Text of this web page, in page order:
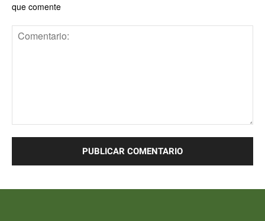
que comente